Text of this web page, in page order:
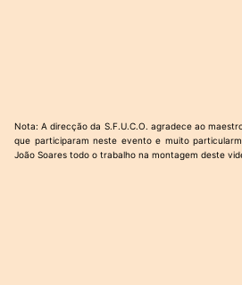
Nota: A direcção da S.F.U.C.O. agradece ao
que participaram neste evento e muito
João Soares todo o trabalho na montagem deste